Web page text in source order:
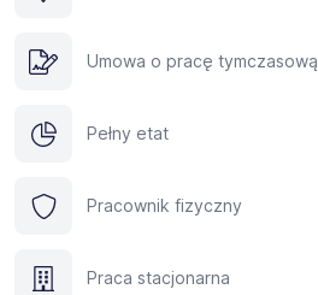
Umowa o pracę tymczasową
Pełny etat
Pracownik fizyczny
Praca stacjonarna